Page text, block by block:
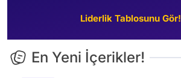
Liderlik Tablosunu Gör!
En Yeni İçerikler!